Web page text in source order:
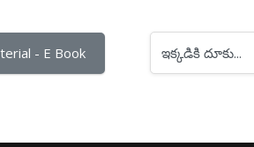
- E Book ఇక్కడికి దూకు...